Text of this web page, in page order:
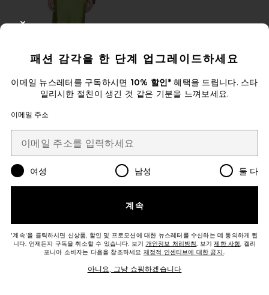
IZAREN 원피스
$848
Favorite ADELYN 원피스
패션 감각을 한 단계 업그레이드하세요
이메일 뉴스레터를 구독하시면 10% 할인*혜택을 드립니다. 스타
일리시한 절친이 생긴 것 같은 기분을 느껴보세요.
이메일 주소
여성 남성 둘 다
계속
'계속'을 클릭하시면 신상품, 할인 및 프로모션에 대한 뉴스레터를 수신하는 데 동의하게 됩
니다. 언제든지 구독을 취소할 수 있습니다. 보기 개인정보 처리방침. 보기제한 사항. 캘리
포니아 소비자는 다음을 참조하세요 재정적 인센티브에 대한 공지..
아니요, 그냥 쇼핑하겠습니다